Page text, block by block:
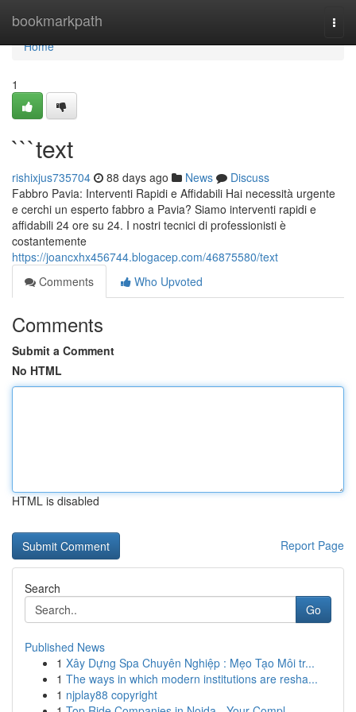
bookmarkpath
Home
Home
1
```text
rishixjus735704 88 days ago News
Discuss
Fabbro Pavia: Interventi Rapidi e Affidabili Hai necessità urgente
e cerchi un esperto fabbro a Pavia? Siamo interventi rapidi e
affidabili 24 ore su 24. I nostri tecnici di professionisti è
costantemente
https://joancxhx456744.blogacep.com/46875580/text
Comments
Who Upvoted
Comments
Submit a Comment
No HTML
HTML is disabled
Report Page
Search
Go
Published News
1 Xây Dựng Spa Chuyên Nghiệp : Mẹo Tạo Môi tr...
1 The ways in which modern institutions are resha...
1 njplay88 copyright